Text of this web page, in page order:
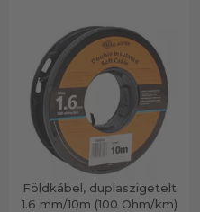
Földkábel, duplaszigetelt
1.6 mm/10m (100 Ohm/km)